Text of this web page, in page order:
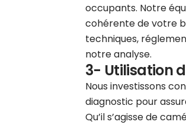
occupants. Notre
cohérente de votre
techniques,
notre analyse.
3- Utilisation
Nous investissons
diagnostic pour
Qu’il s’agisse de